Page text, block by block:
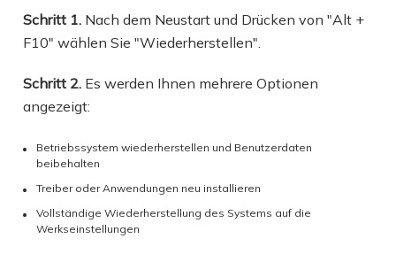
Schritt 1. Nach dem Neustart und Drücken von "Alt +
F10" wählen Sie "Wiederherstellen".
Schritt 2. Es werden Ihnen mehrere Optionen
angezeigt:
Betriebssystem wiederherstellen und Benutzerdaten
beibehalten
Treiber oder Anwendungen neu installieren
Vollständige Wiederherstellung des Systems auf die
Werkseinstellungen